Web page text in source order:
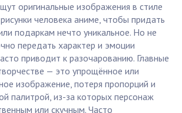
оригинальные изображения в стиле
человека аниме, чтобы придать
подаркам нечто уникальное. Но не
передать характер и эмоции
приводит к разочарованию. Главные
— это упрощённое или
изображение, потеря пропорций и
палитрой, из-за которых персонаж
или скучным. Часто